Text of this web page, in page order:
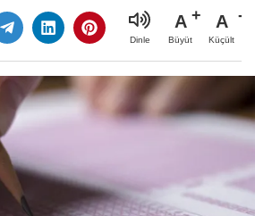
Dinle
A
Büyüt
A
Küçült